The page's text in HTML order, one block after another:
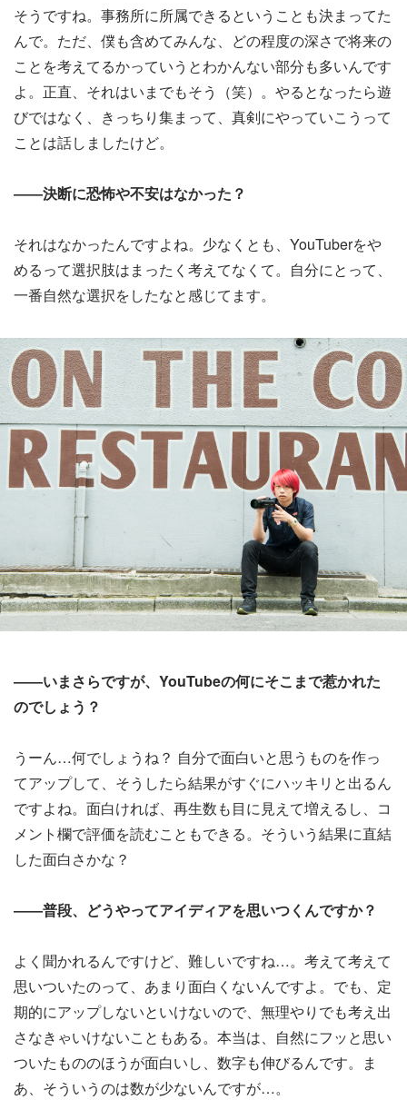
そうですね。事務所に所属できるということも決まってた
んで。ただ、僕も含めてみんな、どの程度の深さで将来の
ことを考えてるかっていうとわかんない部分も多いんです
よ。正直、それはいまでもそう（笑）。やるとなったら遊
びではなく、きっちり集まって、真剣にやっていこうって
ことは話しましたけど。
――決断に恐怖や不安はなかった？
それはなかったんですよね。少なくとも、YouTuberをや
めるって選択肢はまったく考えてなくて。自分にとって、
一番自然な選択をしたなと感じてます。
――いまさらですが、YouTubeの何にそこまで惹かれた
のでしょう？
うーん…何でしょうね？ 自分で面白いと思うものを作っ
てアップして、そうしたら結果がすぐにハッキリと出るん
ですよね。面白ければ、再生数も目に見えて増えるし、コ
メント欄で評価を読むこともできる。そういう結果に直結
した面白さかな？
――普段、どうやってアイディアを思いつくんですか？
よく聞かれるんですけど、難しいですね…。考えて考えて
思いついたのって、あまり面白くないんですよ。でも、定
期的にアップしないといけないので、無理やりでも考え出
さなきゃいけないこともある。本当は、自然にフッと思い
ついたもののほうが面白いし、数字も伸びるんです。ま
あ、そういうのは数が少ないんですが…。